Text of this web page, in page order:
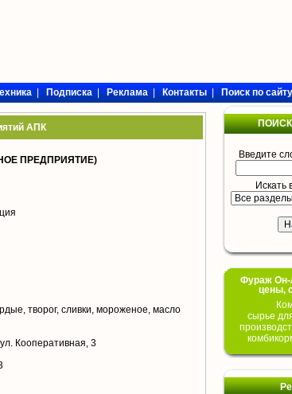
|Подписка|Реклама|Контакты|Поиск по сайту
АПК
ПРЕДПРИЯТИЕ)
творог, сливки, мороженое, масло
Кооперативная, 3
Введите
Искать
Фураж Он-
цены,
сырье